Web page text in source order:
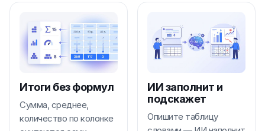
Итоги без формул
Сумма, среднее,
количество по колонке
ИИ заполнит и
подскажет
Опишите таблицу